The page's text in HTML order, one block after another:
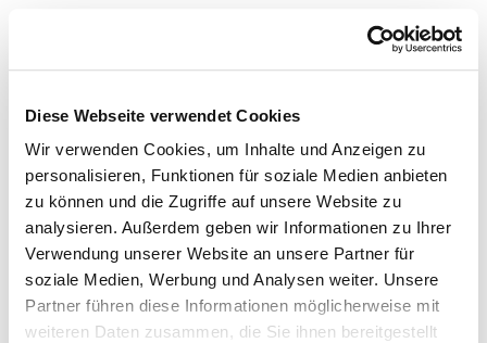
Diese Webseite verwendet Cookies
Wir verwenden Cookies, um Inhalte und Anzeigen zu
personalisieren, Funktionen für soziale Medien anbieten
zu können und die Zugriffe auf unsere Website zu
analysieren. Außerdem geben wir Informationen zu Ihrer
Verwendung unserer Website an unsere Partner für
soziale Medien, Werbung und Analysen weiter. Unsere
Partner führen diese Informationen möglicherweise mit
weiteren Daten zusammen, die Sie ihnen bereitgestellt